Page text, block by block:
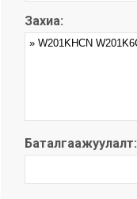
Захиа:
Баталгаажуулалт: